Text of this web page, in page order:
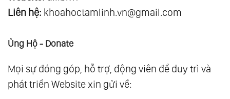
Liên hệ: khoahoctamlinh.vn@gmail.com
Ủng Hộ - Donate
Mọi sự đóng góp, hỗ trợ, động viên để duy trì và
phát triển Website xin gửi về: